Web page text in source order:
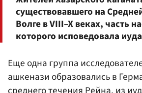
существовавшего на
Волге в VIII–X веках, часть
которого исповедовала
Еще одна группа
ашкенази образовались в